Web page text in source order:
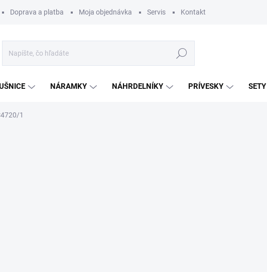
Doprava a platba Moja objednávka Servis Kontakt
Hľadať
NÁRAMKY NÁHRDELNÍKY PRÍVESKY SETY
1